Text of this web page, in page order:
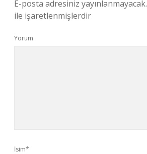
E-posta adresiniz yayınlanmayacak.
ile işaretlenmişlerdir
Yorum
İsim*